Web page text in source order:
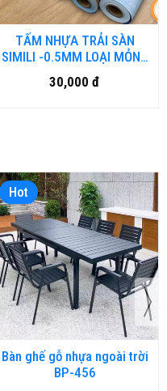
Hot
Bàn ghế gỗ nhựa ngoài trời
BP-456
TẤM NHỰA TRẢI SÀN
SIMILI -0.5MM LOẠI MỎNG
VN.DN
30,000 đ